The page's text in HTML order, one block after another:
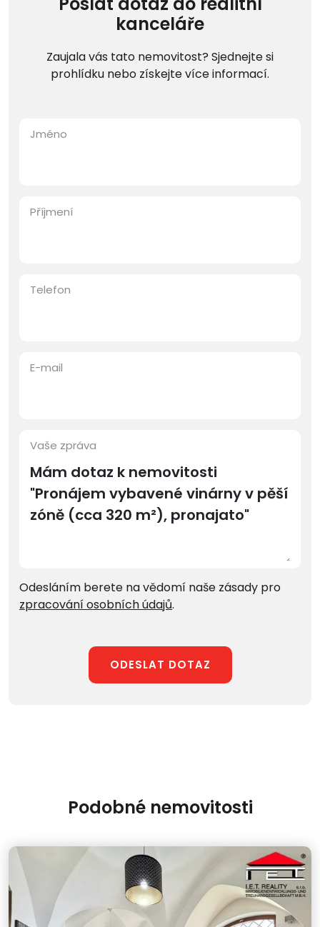
kanceláře
Zaujala vás tato nemovitost? Sjednejte si
prohlídku nebo získejte více informací.
Jméno
Příjmení
Telefon
E-mail
Vaše zpráva
Odesláním berete na vědomí naše zásady pro
zpracování osobních údajů.
ODESLAT DOTAZ
Podobné nemovitosti